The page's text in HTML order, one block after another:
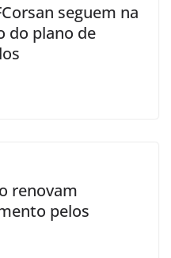
seguem na
do plano de
renovam
pelos